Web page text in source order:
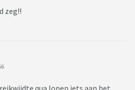
zeg!!